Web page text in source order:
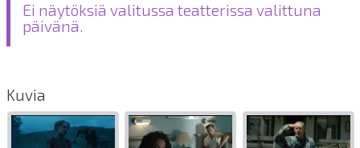
Ei näytöksiä valitussa teatterissa valittuna
päivänä.
Kuvia